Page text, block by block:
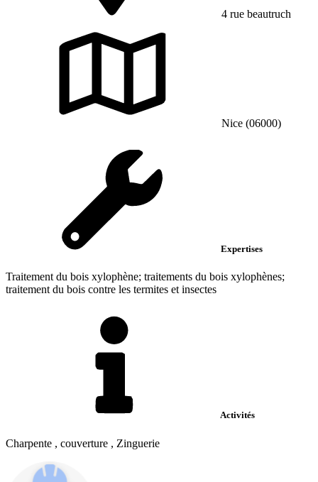
4 rue beautruch
Nice (06000)
Expertises
Traitement du bois xylophène; traitements du bois xylophènes;
traitement du bois contre les termites et insectes
Activités
Charpente , couverture , Zinguerie